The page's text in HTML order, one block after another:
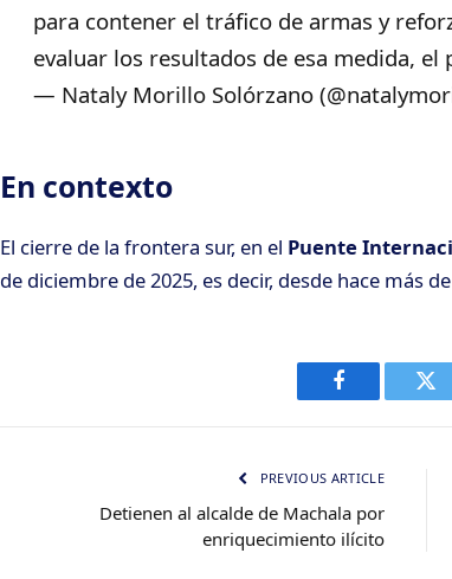
para contener el tráfico de armas y
evaluar los resultados de esa medida,
— Nataly Morillo Solórzano
En contexto
El cierre de la frontera sur, en el Puente
de diciembre de 2025, es decir, desde hace más
Facebook
PREVIOUS ARTICLE
Detienen al alcalde de Machala por
enriquecimiento ilícito